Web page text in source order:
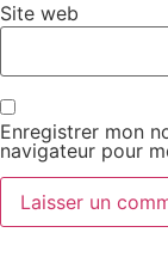
Site web
Enregistrer mon
navigateur pour